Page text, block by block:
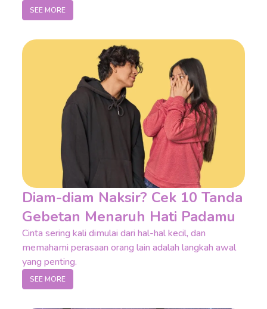
SEE MORE
Diam-diam Naksir? Cek 10 Tanda
Gebetan Menaruh Hati Padamu
Cinta sering kali dimulai dari hal-hal kecil, dan
memahami perasaan orang lain adalah langkah awal
yang penting.
SEE MORE